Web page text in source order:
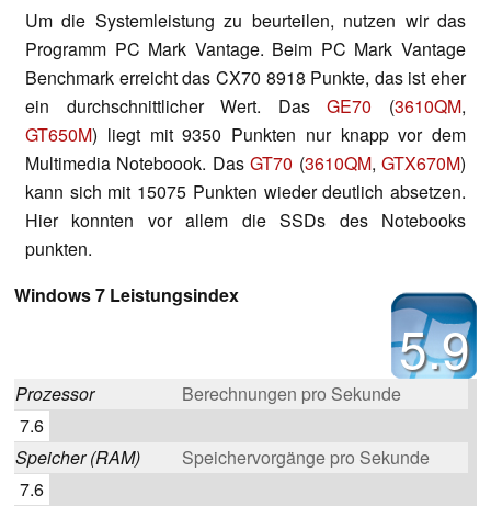
Um die Systemleistung zu beurteilen, nutzen wir das
Programm PC Mark Vantage. Beim PC Mark Vantage
Benchmark erreicht das CX70 8918 Punkte, das ist eher
ein durchschnittlicher Wert. DasGE70 (3610QM,
GT650M) liegt mit 9350 Punkten nur knapp vor dem
Multimedia Noteboook. DasGT70 (3610QM,GTX670M)
kann sich mit 15075 Punkten wieder deutlich absetzen.
Hier konnten vor allem die SSDs des Notebooks
punkten.
5.9
Windows 7 Leistungsindex
Prozessor
Berechnungen pro Sekunde
7.6
Speicher (RAM)
Speichervorgänge pro Sekunde
7.6